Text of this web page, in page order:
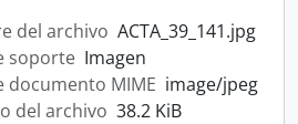
del archivo ACTA_39_141.jpg
soporte Imagen
documento MIME image/jpeg
del archivo 38.2 KiB